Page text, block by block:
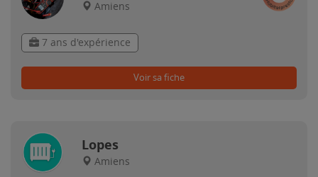
Amiens
7 ans d'expérience
Voir sa fiche
Lopes
Amiens